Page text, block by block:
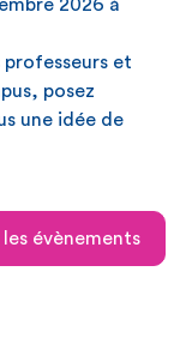
2026 à
et
posez
une idée de
les évènements